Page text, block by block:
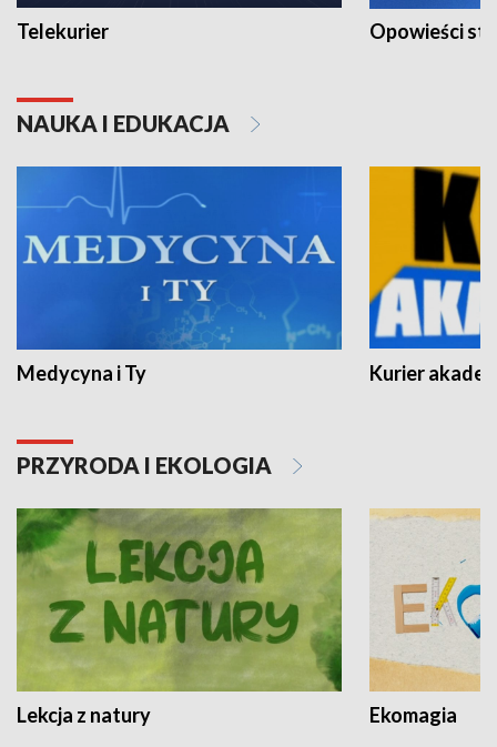
Telekurier Opowieści
NAUKA I EDUKACJA
Medycyna i Ty Kurier
PRZYRODA I EKOLOGIA
Lekcja z natury Ekomagia